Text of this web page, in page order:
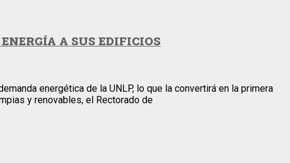
A SUS EDIFICIOS
energética de la UNLP, lo que la convertirá en la primera
y renovables, el Rectorado de